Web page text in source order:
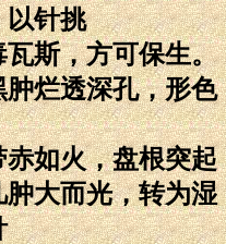
以针挑
斯，方可保生。
烂透深孔，形色
如火，盘根突起
大而光，转为湿